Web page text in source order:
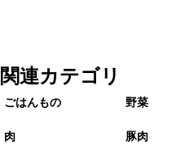
関連カテゴリ
ごはんもの 野菜
肉 豚肉